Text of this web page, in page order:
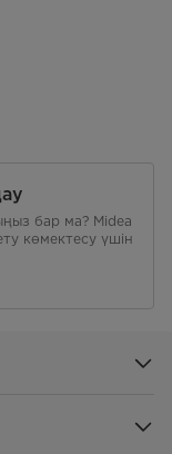
бар ма? Midea
көмектесу үшін